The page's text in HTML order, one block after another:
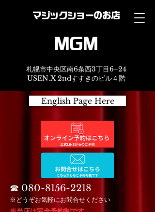
マジックショーのお店
MGM
札幌市中央区南6条西3丁目6−24
USEN.X 2ndすすきのビル４階
English Page Here
☎︎ 080-8156-2218
※どうぞお気軽にお問合せください